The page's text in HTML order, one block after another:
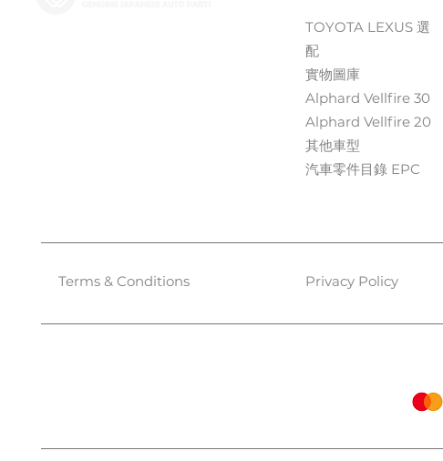
TOYOTA LEXUS 選
配
實物圖庫
Alphard Vellfire 30
Alphard Vellfire 20
其他車型
汽車零件目錄 EPC​​
Terms & Conditions Privacy Policy